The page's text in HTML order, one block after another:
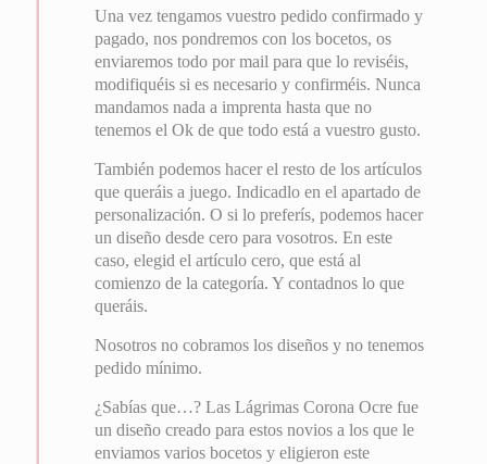
Una vez tengamos vuestro pedido confirmado y
pagado, nos pondremos con los bocetos, os
enviaremos todo por mail para que lo reviséis,
modifiquéis si es necesario y confirméis. Nunca
mandamos nada a imprenta hasta que no
tenemos el Ok de que todo está a vuestro gusto.
También podemos hacer el resto de los artículos
que queráis a juego. Indicadlo en el apartado de
personalización. O si lo preferís, podemos hacer
un diseño desde cero para vosotros. En este
caso, elegid el artículo cero, que está al
comienzo de la categoría. Y contadnos lo que
queráis.
Nosotros no cobramos los diseños y no tenemos
pedido mínimo.
¿Sabías que…? Las Lágrimas Corona Ocre fue
un diseño creado para estos novios a los que le
enviamos varios bocetos y eligieron este